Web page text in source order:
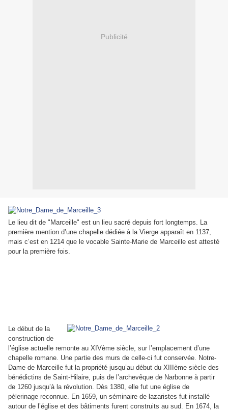
Publicité
Le lieu dit de "Marceille" est un lieu sacré depuis fort longtemps. La
première mention d’une chapelle dédiée à la Vierge apparaît en 1137,
mais c’est en 1214 que le vocable Sainte-Marie de Marceille est attesté
pour la première fois.
Le début de la
construction de
l’église actuelle remonte au XIVème siècle, sur l’emplacement d’une
chapelle romane. Une partie des murs de celle-ci fut conservée. Notre-
Dame de Marceille fut la propriété jusqu’au début du XIIIème siècle des
bénédictins de Saint-Hilaire, puis de l’archevêque de Narbonne à partir
de 1260 jusqu’à la révolution. Dès 1380, elle fut une église de
pèlerinage reconnue. En 1659, un séminaire de lazaristes fut installé
autour de l’église et des bâtiments furent construits au sud. En 1674, la